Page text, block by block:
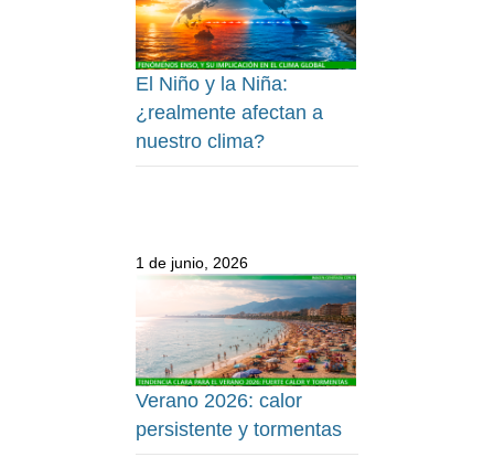
El Niño y la Niña:
¿realmente afectan a
nuestro clima?
1 de junio, 2026
Verano 2026: calor
persistente y tormentas